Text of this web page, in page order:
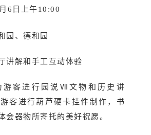
6日上午10:00
园、德和园
讲解和手工互动体验
游客进行园说Ⅶ文物和历史讲
客进行葫芦硬卡挂件制作，书
会器物所寄托的美好祝愿。